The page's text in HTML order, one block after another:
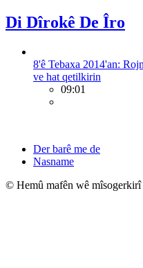
Di Dîrokê De Îro
8'ê Tebaxa 2014'an:
ve hat qetilkirin
09:01
Der barê me de
Nasname
© Hemû mafên wê